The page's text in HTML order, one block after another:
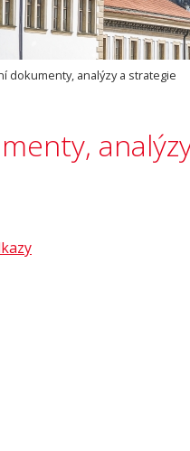
dokumenty, analýzy a strategie